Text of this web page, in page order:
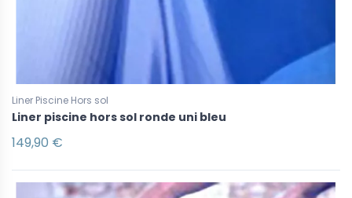
Liner Piscine Hors sol
Liner piscine hors sol ronde uni bleu
149,90 €